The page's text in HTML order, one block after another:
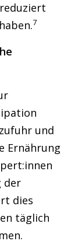
7
und
Ernährung
der
dies
täglich